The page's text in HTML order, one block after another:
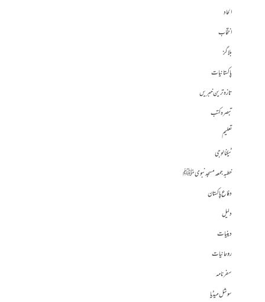
الحاد
انتخاب
بلاگز
پاکستانیات
تازہ ترین خبریں
تبصرہ کتب
تعلیم
ٹیکنالوجی
خطبہ جمعہ مسجد نبوی ﷺ
دفاع پاکستان
دلیل
دینیات
روحانیات
سفرنامہ
سوشل میڈیا